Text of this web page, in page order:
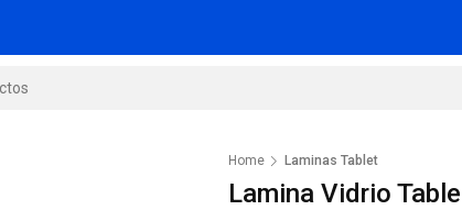
Home Laminas Tablet
Lamina Vidrio